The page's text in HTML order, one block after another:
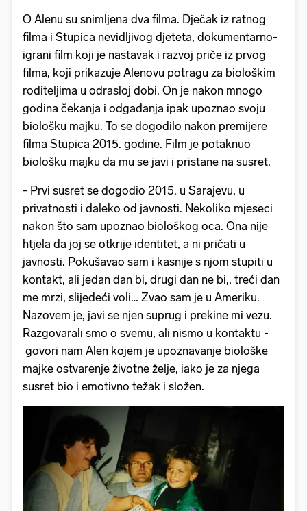
O Alenu su snimljena dva filma. Dječak iz ratnog
filma i Stupica nevidljivog djeteta, dokumentarno-
igrani film koji je nastavak i razvoj priče iz prvog
filma, koji prikazuje Alenovu potragu za biološkim
roditeljima u odrasloj dobi. On je nakon mnogo
godina čekanja i odgađanja ipak upoznao svoju
biološku majku. To se dogodilo nakon premijere
filma Stupica 2015. godine. Film je potaknuo
biološku majku da mu se javi i pristane na susret.
- Prvi susret se dogodio 2015. u Sarajevu, u
privatnosti i daleko od javnosti. Nekoliko mjeseci
nakon što sam upoznao biološkog oca. Ona nije
htjela da joj se otkrije identitet, a ni pričati u
javnosti. Pokušavao sam i kasnije s njom stupiti u
kontakt, ali jedan dan bi, drugi dan ne bi,, treći dan
me mrzi, slijedeći voli… Zvao sam je u Ameriku.
Nazovem je, javi se njen suprug i prekine mi vezu.
Razgovarali smo o svemu, ali nismo u kontaktu -
govori nam Alen kojem je upoznavanje biološke
majke ostvarenje životne želje, iako je za njega
susret bio i emotivno težak i složen.